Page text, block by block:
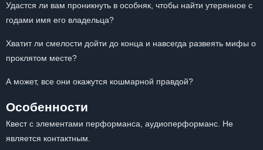
Удастся ли вам проникнуть в особняк, чтобы найти утерянное с
годами имя его владельца?
Хватит ли смелости дойти до конца и навсегда развеять мифы о
проклятом месте?
А может, все они окажутся кошмарной правдой?
Особенности
Квест с элементами перформанса, аудиоперформанс. Не
является контактным.